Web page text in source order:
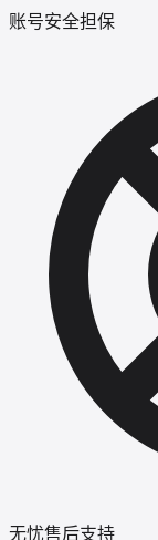
账号安全担保
无忧售后支持